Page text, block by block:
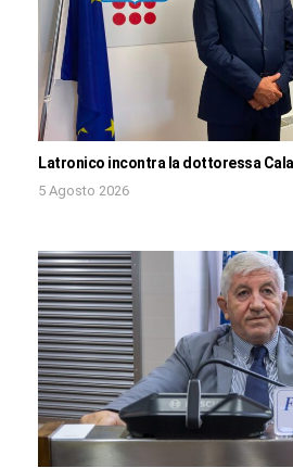
Latronico incontra la dottoressa
5 Agosto 2026